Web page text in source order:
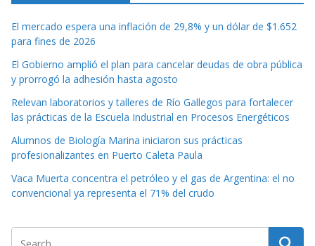
El mercado espera una inflación de 29,8% y un dólar de $1.652
para fines de 2026
El Gobierno amplió el plan para cancelar deudas de obra pública
y prorrogó la adhesión hasta agosto
Relevan laboratorios y talleres de Río Gallegos para fortalecer
las prácticas de la Escuela Industrial en Procesos Energéticos
Alumnos de Biología Marina iniciaron sus prácticas
profesionalizantes en Puerto Caleta Paula
Vaca Muerta concentra el petróleo y el gas de Argentina: el no
convencional ya representa el 71% del crudo